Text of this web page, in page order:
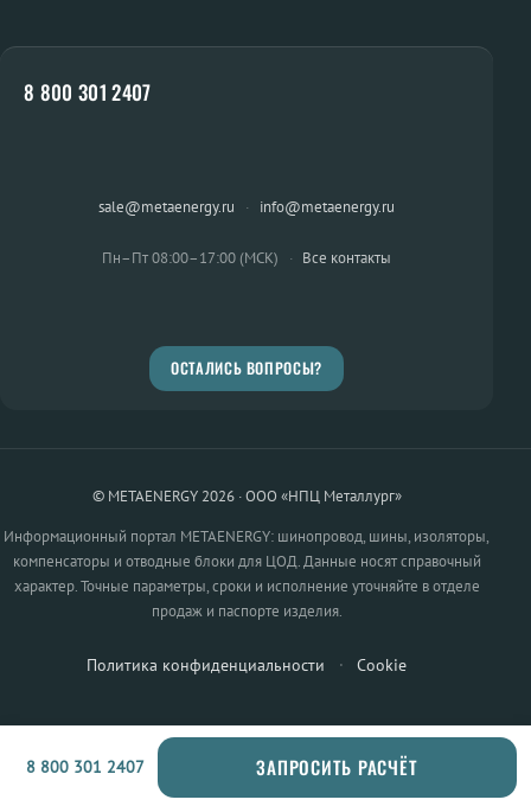
8 800 301 2407
sale@metaenergy.ru · info@metaenergy.ru
Пн–Пт 08:00–17:00 (МСК) · Все контакты
ОСТАЛИСЬ ВОПРОСЫ?
© METAENERGY 2026 · ООО «НПЦ Металлург»
Информационный портал METAENERGY: шинопровод, шины, изоляторы,
компенсаторы и отводные блоки для ЦОД. Данные носят справочный
характер. Точные параметры, сроки и исполнение уточняйте в отделе
продаж и паспорте изделия.
Политика конфиденциальности · Cookie
8 800 301 2407 ЗАПРОСИТЬ РАСЧЁТ